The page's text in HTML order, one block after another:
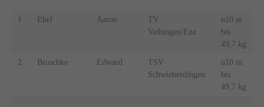
1 Ebel Aaron
TV
Vaihingen/Enz
u10 m
bis
49,7 kg
2 Bruschke Edward
TSV
Schwieberdingen
u10 m
bis
49,7 kg